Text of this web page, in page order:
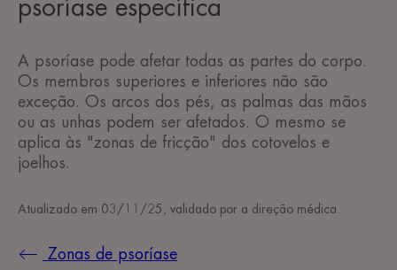
psoríase específica
A psoríase pode afetar todas as partes do corpo.
Os membros superiores e inferiores não são
exceção. Os arcos dos pés, as palmas das mãos
ou as unhas podem ser afetados. O mesmo se
aplica às "zonas de fricção" dos cotovelos e
joelhos.
Atualizado em 03/11/25 , validado por a direção médica
Zonas de psoríase